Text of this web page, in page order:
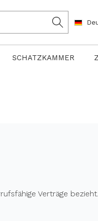
SCHATZKAMMER
Verträge